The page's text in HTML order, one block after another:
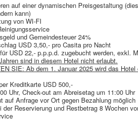
auf einer dynamischen Preisgestaltung
kann)
von WI-FI
und Gemeindesteuer 24%
USD 3,50,- pro Casita pro Nacht
USD 22,- p.p.p.d. zugebucht werden, exkl.
sind in diesem Hotel nicht erlaubt.
SIE: Ab dem 1. Januar 2025 wird das Hotel
Kreditkarte USD 500,-
Uhr, Check-out am Abreisetag um 11:00 Uhr
auf Anfrage vor Ort gegen Bezahlung möglich
der Reservierung und Restbetrag 8 Wochen